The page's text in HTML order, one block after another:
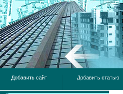
Добавить сайт Добавить статью